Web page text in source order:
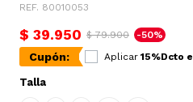
REF. 80010053
$ 39.950 $ 79.900 -50%
Cupón: Aplicar 15%Dcto
Talla